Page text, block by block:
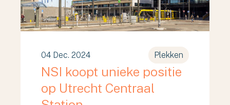
04 Dec. 2024 Plekken
NSI koopt unieke positie
op Utrecht Centraal